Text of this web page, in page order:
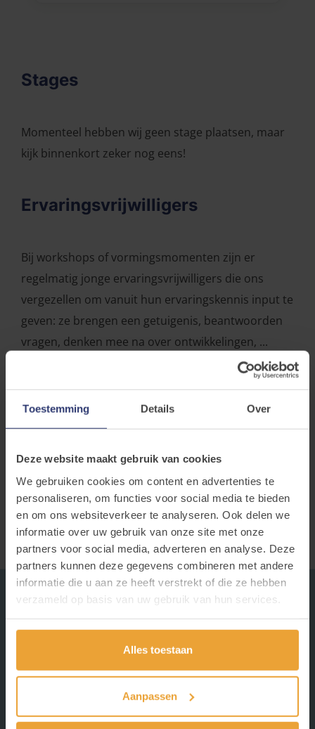
Toestemming Details Over
Deze website maakt gebruik van cookies
We gebruiken cookies om content en advertenties te
personaliseren, om functies voor social media te bieden
en om ons websiteverkeer te analyseren. Ook delen we
informatie over uw gebruik van onze site met onze
partners voor social media, adverteren en analyse. Deze
partners kunnen deze gegevens combineren met andere
informatie die u aan ze heeft verstrekt of die ze hebben
verzameld op basis van uw gebruik van hun services.
Alles toestaan
Aanpassen
Stages
Momenteel hebben wij geen stage plaatsen, maar
kijk binnenkort zeker nog eens!
Ervaringsvrijwilligers
Bij workshops of vormingsmomenten zijn er
regelmatig jonge ervaringsvrijwilligers die ons
vergezellen om vanuit hun ervaringskennis input te
geven: ze brengen een getuigenis, beantwoorden
vragen, denken mee na over ontwikkelingen, ...
geeft meer info over onze oproep aan
jongeren/jongvolwassenen om zich bij Ligant aan
te sluiten als ervaringsvrijwilliger. Ook interesse om
ligant.participatie@ligant.be!
Ken je jongeren voor wie dit iets zou zijn? Bezorg
hun deflyerof hang hem op een goed zichtbare
plaats.
Vragen? Neem contact op